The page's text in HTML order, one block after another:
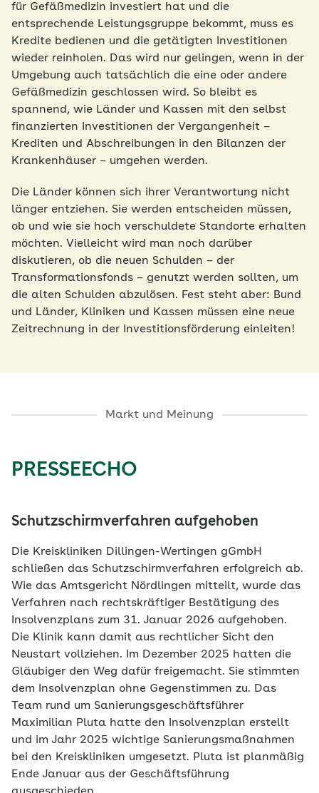
für Gefäßmedizin investiert hat und die
entsprechende Leistungsgruppe bekommt, muss es
Kredite bedienen und die getätigten Investitionen
wieder reinholen. Das wird nur gelingen, wenn in der
Umgebung auch tatsächlich die eine oder andere
Gefäßmedizin geschlossen wird. So bleibt es
spannend, wie Länder und Kassen mit den selbst
finanzierten Investitionen der Vergangenheit –
Krediten und Abschreibungen in den Bilanzen der
Krankenhäuser – umgehen werden.
Die Länder können sich ihrer Verantwortung nicht
länger entziehen. Sie werden entscheiden müssen,
ob und wie sie hoch verschuldete Standorte erhalten
möchten. Vielleicht wird man noch darüber
diskutieren, ob die neuen Schulden – der
Transformationsfonds – genutzt werden sollten, um
die alten Schulden abzulösen. Fest steht aber: Bund
und Länder, Kliniken und Kassen müssen eine neue
Zeitrechnung in der Investitionsförderung einleiten!
Markt und Meinung
PRESSEECHO
Schutzschirmverfahren aufgehoben
Die Kreiskliniken Dillingen-Wertingen gGmbH
schließen das Schutzschirmverfahren erfolgreich ab.
Wie das Amtsgericht Nördlingen mitteilt, wurde das
Verfahren nach rechtskräftiger Bestätigung des
Insolvenzplans zum 31. Januar 2026 aufgehoben.
Die Klinik kann damit aus rechtlicher Sicht den
Neustart vollziehen. Im Dezember 2025 hatten die
Gläubiger den Weg dafür freigemacht. Sie stimmten
dem Insolvenzplan ohne Gegenstimmen zu. Das
Team rund um Sanierungsgeschäftsführer
Maximilian Pluta hatte den Insolvenzplan erstellt
und im Jahr 2025 wichtige Sanierungsmaßnahmen
bei den Kreiskliniken umgesetzt. Pluta ist planmäßig
Ende Januar aus der Geschäftsführung